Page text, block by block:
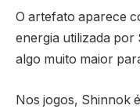
O artefato aparece
energia utilizada
algo muito maior
Nos jogos, Shinnok